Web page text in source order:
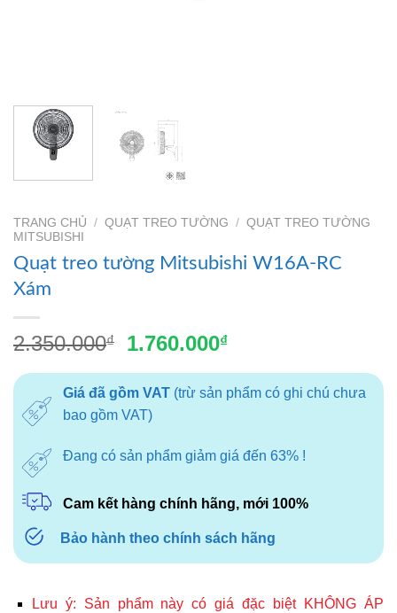
TRANG CHỦ / QUẠT TREO TƯỜNG / QUẠT TREO TƯỜNG
MITSUBISHI
Quạt treo tường Mitsubishi W16A-RC
Xám
2.350.000₫
Giá
là:
2.350.000₫.
1.760.000₫Giá
tại
là:
Giá đã gồm VAT(trừ sản phẩm có ghi chú chưa
bao gồm VAT)
Đang có sản phẩm giảm giá đến 63% !
Cam kết hàng chính hãng, mới 100%
Bảo hành theo chính sách hãng
Lưu ý: Sản phẩm này có giá đặc biệt KHÔNG ÁP